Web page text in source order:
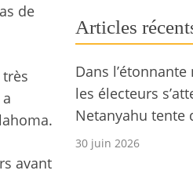
de
avant
Articles
Dans
les électeurs
Netanyahu tente
30 juin 2026